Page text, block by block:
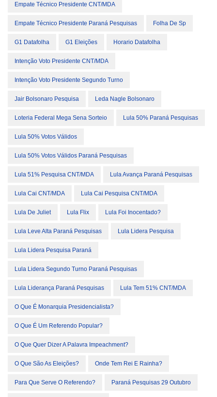
Empate Técnico Presidente CNT/MDA
Empate Técnico Presidente Paraná Pesquisas Folha De Sp
G1 Datafolha G1 Eleições Horario Datafolha
Intenção Voto Presidente CNT/MDA
Intenção Voto Presidente Segundo Turno
Jair Bolsonaro Pesquisa Leda Nagle Bolsonaro
Loteria Federal Mega Sena Sorteio Lula 50% Paraná Pesquisas
Lula 50% Votos Válidos
Lula 50% Votos Válidos Paraná Pesquisas
Lula 51% Pesquisa CNT/MDA Lula Avança Paraná Pesquisas
Lula Cai CNT/MDA Lula Cai Pesquisa CNT/MDA
Lula De Juliet Lula Flix Lula Foi Inocentado?
Lula Leve Alta Paraná Pesquisas Lula Lidera Pesquisa
Lula Lidera Pesquisa Paraná
Lula Lidera Segundo Turno Paraná Pesquisas
Lula Liderança Paraná Pesquisas Lula Tem 51% CNT/MDA
O Que É Monarquia Presidencialista?
O Que É Um Referendo Popular?
O Que Quer Dizer A Palavra Impeachment?
O Que São As Eleições? Onde Tem Rei E Rainha?
Para Que Serve O Referendo? Paraná Pesquisas 29 Outubro